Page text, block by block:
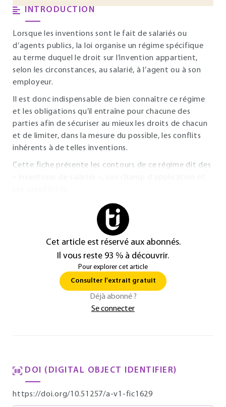
INTRODUCTION
Lorsque les inventions sont le fait de salariés ou
d’agents publics, la loi organise un régime spécifique
au terme duquel le droit sur l’invention appartient,
selon les circonstances, au salarié, à l’agent ou à son
employeur.
Il est donc indispensable de bien connaître ce régime
et les obligations qu’il entraîne pour chacune des
parties afin de sécuriser au mieux les droits de chacun
et de limiter, dans la mesure du possible, les conflits
inhérents à de telles inventions.
Cette fiche présente les contours de ce régime dit des
Cet article est réservé aux abonnés.
Il vous reste 93 % à découvrir.
Pour explorer cet article
Consulter l'extrait gratuit
Déjà abonné ?
Se connecter
DOI (DIGITAL OBJECT IDENTIFIER)
https://doi.org/10.51257/a-v1-fic1629